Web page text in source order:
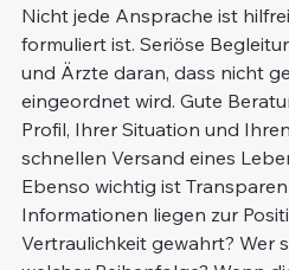
Nicht jede Ansprache ist
formuliert ist. Seriöse
und Ärzte daran, dass nicht
eingeordnet wird. Gute
Profil, Ihrer Situation und
schnellen Versand eines
Ebenso wichtig ist
Informationen liegen zur
Vertraulichkeit gewahrt? Wer